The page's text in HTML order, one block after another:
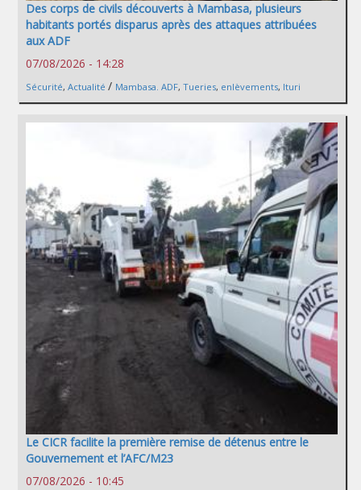
Des corps de civils découverts à Mambasa, plusieurs
habitants portés disparus après des attaques attribuées
aux ADF
07/08/2026 - 14:28
Sécurité, Actualité / Mambasa. ADF, Tueries, enlèvements, Ituri
Le CICR facilite la première remise de détenus entre le
Gouvernement et l’AFC/M23
07/08/2026 - 10:45